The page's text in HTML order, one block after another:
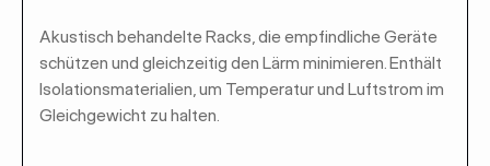
Akustisch behandelte Racks, die empfindliche Geräte
schützen und gleichzeitig den Lärm minimieren. Enthält
Isolationsmaterialien, um Temperatur und Luftstrom im
Gleichgewicht zu halten.